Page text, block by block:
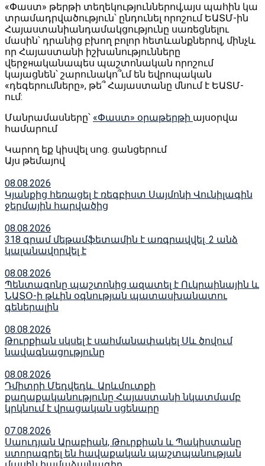
«Փաստ» թերթի տեղեկություններով,այս պահին կա
տրամադրվածություն՝ ընդունել որոշում ԵԱՏՄ-ին
Հայաստանիանդամակցությունը սառեցնելու
մասին՝ դրանից բխող բոլոր հետևանքներով, մինչև
որ Հայաստանի իշխանությունները
վերջнականապես պաշտոնական որոշում
կայացնեն՝ շարունակո՞ւմ են եվրոպական
«դեգերումները», թե՞ Հայաստանը մնում է ԵԱՏՄ-
ում:
Մանրամասները՝ «Փաստ» օրաթերթի այսօրվա
համարում
Կարող եք կիսվել սոց․ ցանցերում
Այս թեմայով
08.08.2026
Կյանքից հեռացել է ռեգբիստ Սայմոնի Վունիլագին
ջերմային հարվածից
08.08.2026
318 գրամ մեթամֆետամին է առգրավվել․ 2 անձ
կալանավորվել է
08.08.2026
Պենտագոնը պաշտոնից ազատել է Ուկրաինային և
ՆԱՏՕ-ի թևին օգնության պատասխանատու
գեներալին
08.08.2026
Թուրքիան սկսել է սահմանափակել Սև ծովում
նավագնացությունը
08.08.2026
Դմիտրի Մեդվեդև. Արևմուտքի
քաղաքականությունը Հայաստանի նկատմամբ
կրկնում է վրացական սցենարը
07.08.2026
Սաուդյան Արաբիան, Թուրքիան և Պակիստանը
ստորագրել են հավաքական պաշտպանության